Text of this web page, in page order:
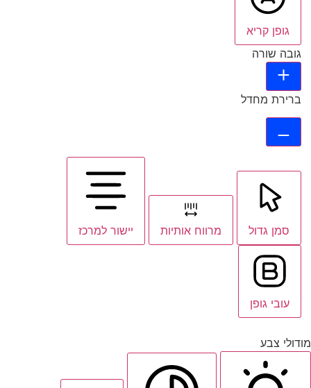
גופן קריא
גובה שורה
ברירת מחדל
סמן גדול מרווח אותיות יישור למרכז
עובי גופן
מודולי צבע